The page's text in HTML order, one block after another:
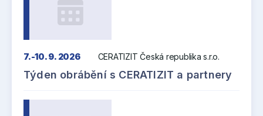
7.-10. 9. 2026 CERATIZIT Česká republika s.r.o.
Týden obrábění s CERATIZIT a partnery